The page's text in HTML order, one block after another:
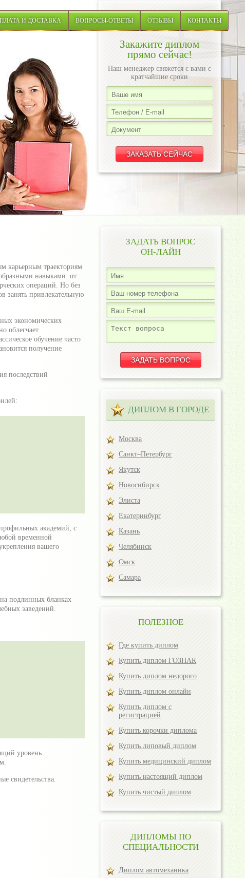
И ДОСТАВКА ВОПРОСЫ-ОТВЕТЫ ОТЗЫВЫ КОНТАКТЫ
Закажите диплом
прямо сейчас!
Наш менеджер свяжется с вами с
кратчайшие сроки
карьерным траекториям
навыками: от
операций. Но без
занять привлекательную
экономических
облегчает
обучение часто
получение
последствий
академий, с
временной
вашего
подлинных бланках
заведений.
уровень
свидетельства.
ЗАДАТЬ ВОПРОС
ОН-ЛАЙН
ДИПЛОМ В ГОРОДЕ
Москва
Санкт–Петербург
Якутск
Новосибирск
Элиста
Екатеринбург
Казань
Челябинск
Омск
Самара
ПОЛЕЗНОЕ
Где купить диплом
Купить диплом ГОЗНАК
Купить диплом недорого
Купить диплом онлайн
Купить диплом с
регистрацией
Купить корочки диплома
Купить липовый диплом
Купить медицинский диплом
Купить настоящий диплом
Купить чистый диплом
ДИПЛОМЫ ПО
СПЕЦИАЛЬНОСТИ
Диплом автомеханика